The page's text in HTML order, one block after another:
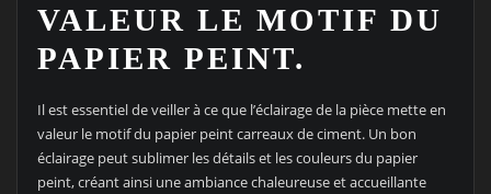
VALEUR LE MOTIF DU
PAPIER PEINT.
Il est essentiel de veiller à ce que l’éclairage de la pièce mette en
valeur le motif du papier peint carreaux de ciment. Un bon
éclairage peut sublimer les détails et les couleurs du papier
peint, créant ainsi une ambiance chaleureuse et accueillante